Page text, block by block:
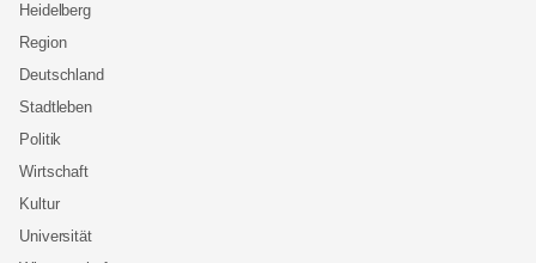
Heidelberg
Region
Deutschland
Stadtleben
Politik
Wirtschaft
Kultur
Universität